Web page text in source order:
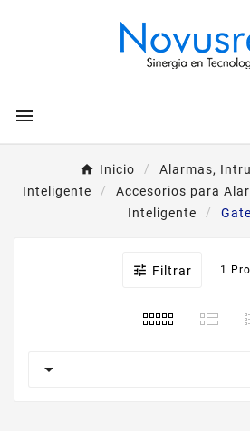

Inicio
Alarmas,
Inteligente
Accesorios para
Inteligente
 Filtrar 1
